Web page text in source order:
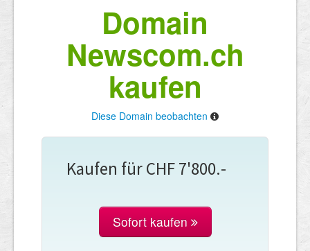
Domain
Newscom.ch
kaufen
Diese Domain beobachten
Kaufen für CHF 7'800.-
Sofort kaufen